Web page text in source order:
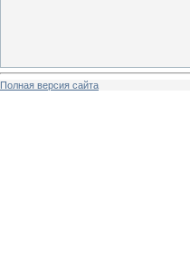
Полная версия сайта